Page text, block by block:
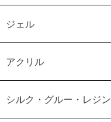
ジェル
アクリル
シルク・グルー・レジン